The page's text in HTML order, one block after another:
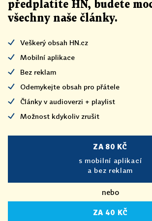
předplatíte HN, budete
všechny naše články.
Veškerý obsah HN.cz
Mobilní aplikace
Bez reklam
Odemykejte obsah pro přátele
Články v audioverzi + playlist
Možnost kdykoliv zrušit
ZA 80 KČ
s mobilní aplikací
a bez reklam
nebo
ZA 40 KČ